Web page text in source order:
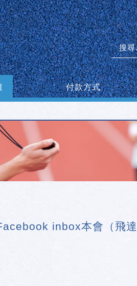
搜
尋:
付款方式
inbox本會（飛達